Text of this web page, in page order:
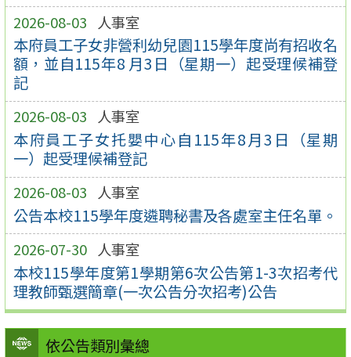
2026-08-03 人事室
本府員工子女非營利幼兒園115學年度尚有招收名
額，並自115年8 月3日（星期一）起受理候補登
記
2026-08-03 人事室
本府員工子女托嬰中心自115年8月3日（星期
一）起受理候補登記
2026-08-03 人事室
公告本校115學年度遴聘秘書及各處室主任名單。
2026-07-30 人事室
本校115學年度第1學期第6次公告第1-3次招考代
理教師甄選簡章(一次公告分次招考)公告
依公告類別彙總